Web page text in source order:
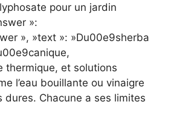
pour un jardin
»:
», »text »: »Du00e9sherba
thermique, et solutions
l’eau bouillante ou vinaigre
dures. Chacune a ses limites